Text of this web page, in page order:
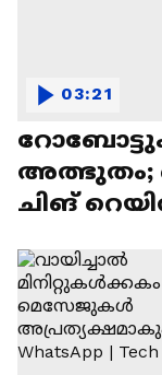
അത്ഭുതം;
ചിങ്
03:21